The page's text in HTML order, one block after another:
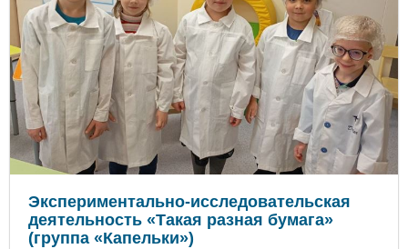
Экспериментально-исследовательская
деятельность «Такая разная бумага»
(группа «Капельки»)